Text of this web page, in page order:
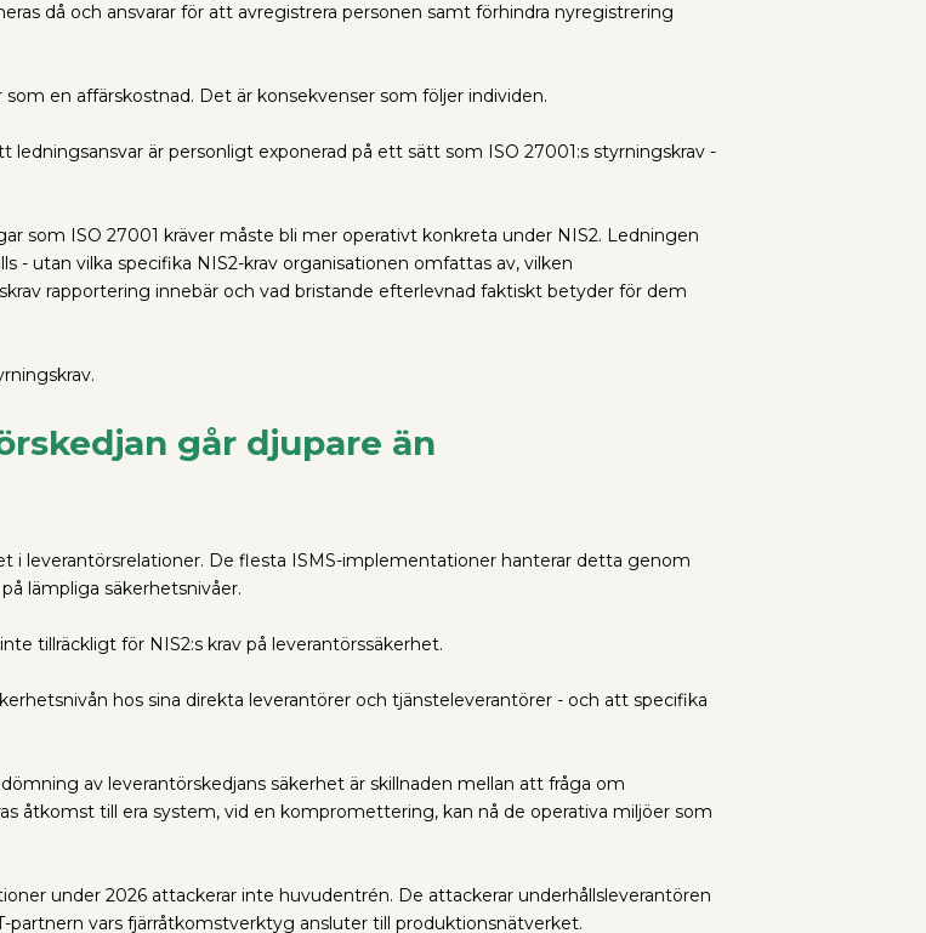
då och ansvarar för att avregistrera personen samt förhindra nyregistrering
en affärskostnad. Det är konsekvenser som följer individen.
ledningsansvar är personligt exponerad på ett sätt som ISO 27001:s styrningskrav -
som ISO 27001 kräver måste bli mer operativt konkreta under NIS2. Ledningen
- utan vilka specifika NIS2-krav organisationen omfattas av, vilken
rapportering innebär och vad bristande efterlevnad faktiskt betyder för dem
går djupare än
i leverantörsrelationer. De flesta ISMS-implementationer hanterar detta genom
lämpliga säkerhetsnivåer.
tillräckligt för NIS2:s krav på leverantörssäkerhet.
hos sina direkta leverantörer och tjänsteleverantörer - och att specifika
av leverantörskedjans säkerhet är skillnaden mellan att fråga om
åtkomst till era system, vid en kompromettering, kan nå de operativa miljöer som
under 2026 attackerar inte huvudentrén. De attackerar underhållsleverantören
vars fjärråtkomstverktyg ansluter till produktionsnätverket.